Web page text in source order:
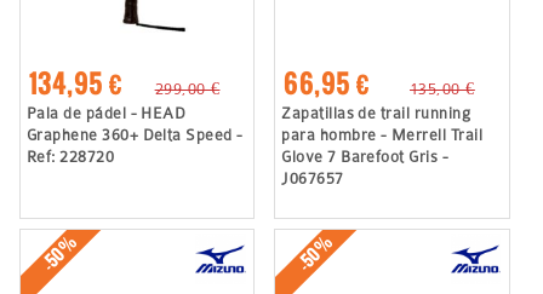
134,95 €
299,00 €
Pala de pádel - HEAD
Graphene 360+ Delta Speed -
Ref: 228720
66,95 €
135,00 €
Zapatillas de trail running
para hombre - Merrell Trail
Glove 7 Barefoot Gris -
J067657
-50% -50%